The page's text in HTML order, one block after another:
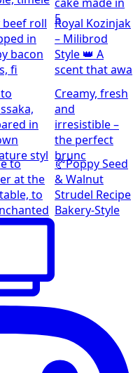
5
beef roll
in
bacon
fi
Royal Kozinjak
– Milibrod
Style 👑 A
scent that awa
in
styl
Creamy, fresh
and
irresistible –
the perfect
brunc
to
at the
to
🥐Poppy Seed
& Walnut
Strudel Recipe
Bakery-Style